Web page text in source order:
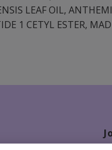
LEAF OIL,
1 CETYL ESTER,